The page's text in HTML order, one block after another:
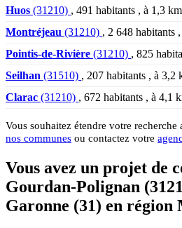
Huos (31210) , 491 habitants , à 1,3 km
Montréjeau (31210) , 2 648 habitants
Pointis-de-Rivière (31210) , 825
Seilhan (31510) , 207 habitants , à 3,2
Clarac (31210) , 672 habitants , à 4,1
Vous souhaitez étendre votre recherche
nos communes ou contactez votre
Vous avez un projet de
Gourdan-Polignan
Garonne (31) en région